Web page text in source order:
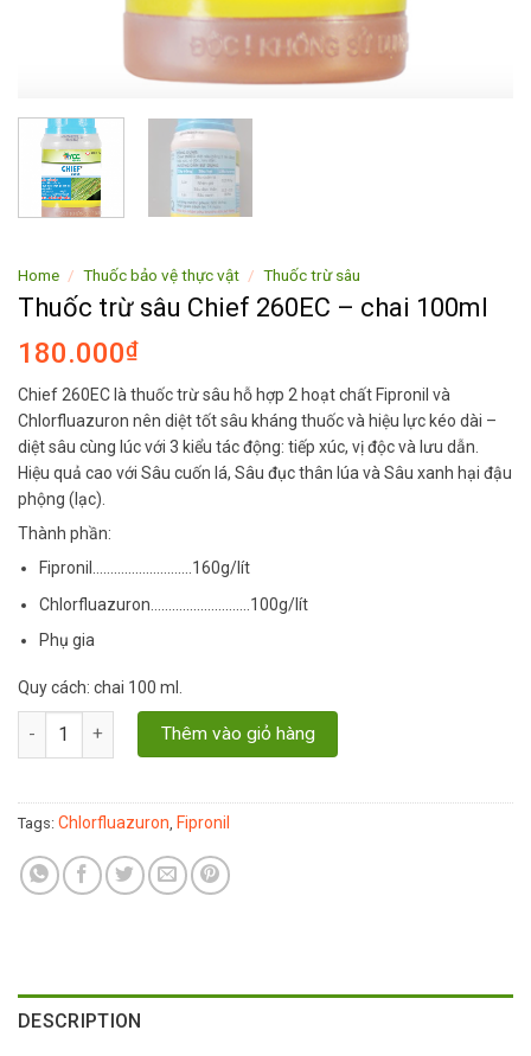
Home / Thuốc bảo vệ thực vật / Thuốc trừ sâu
Thuốc trừ sâu Chief 260EC – chai 100ml
180.000₫
Chief 260EC là thuốc trừ sâu hỗ hợp 2 hoạt chất Fipronil và
Chlorfluazuron nên diệt tốt sâu kháng thuốc và hiệu lực kéo dài –
diệt sâu cùng lúc với 3 kiểu tác động: tiếp xúc, vị độc và lưu dẫn.
Hiệu quả cao với Sâu cuốn lá, Sâu đục thân lúa và Sâu xanh hại đậu
phộng (lạc).
Thành phần:
Fipronil……………………….160g/lít
Chlorfluazuron……………………….100g/lít
Phụ gia
Quy cách: chai 100 ml.
Thuốc trừ sâu Chief 260EC - chai 100ml quantity
Thêm vào giỏ hàng
Tags: Chlorfluazuron Fipronil
DESCRIPTION